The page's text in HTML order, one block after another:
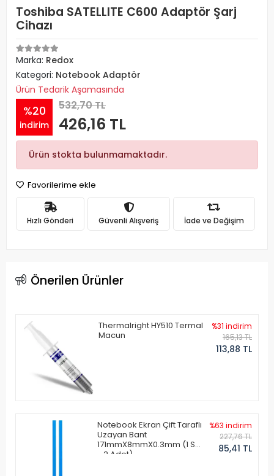
Toshiba SATELLITE C600 Adaptör Şarj
Cihazı
Marka: Redox
Kategori: Notebook Adaptör
Ürün Tedarik Aşamasında
%20
indirim
532,70 TL
426,16 TL
Ürün stokta bulunmamaktadır.
Favorilerime ekle
Hızlı Gönderi Güvenli Alışveriş İade ve Değişim
Önerilen Ürünler
Thermalright HY510 Termal
Macun
%31 indirim
165,13 TL
113,88 TL
Notebook Ekran Çift Taraflı
Uzayan Bant
171mmX8mmX0.3mm (1 Set
- 2 Adet)
%63 indirim
227,76 TL
85,41 TL